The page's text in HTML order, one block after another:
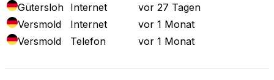
Gütersloh Internet
vor 27 Tagen
Versmold
Internet
vor 1 Monat
Versmold
Telefon vor 1 Monat